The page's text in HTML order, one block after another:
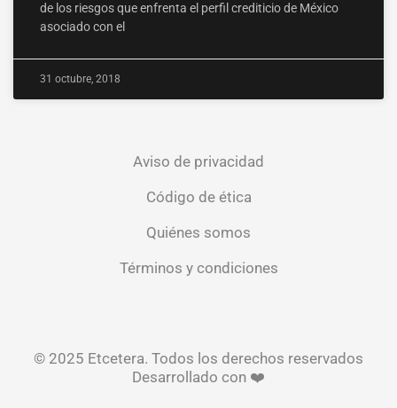
de los riesgos que enfrenta el perfil crediticio de México
asociado con el
31 octubre, 2018
Aviso de privacidad
Código de ética
Quiénes somos
Términos y condiciones
© 2025 Etcetera. Todos los derechos reservados
Desarrollado con ❤️